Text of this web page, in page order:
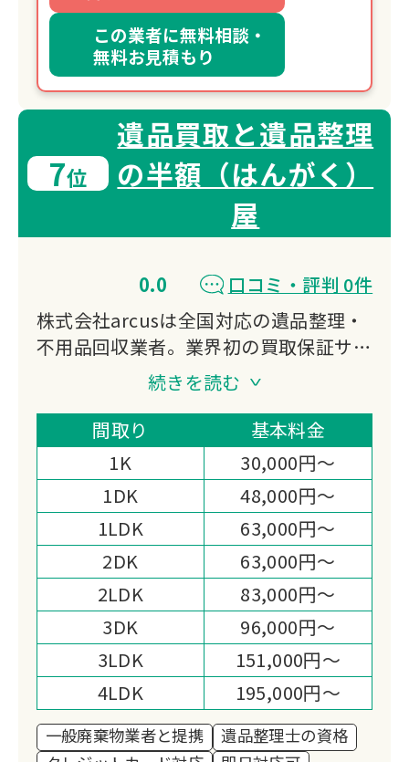
この業者に無料相談・
無料お見積もり
7位
遺品買取と遺品整理
の半額（はんがく）
屋
0.0
口コミ・評判 0件
株式会社arcusは全国対応の遺品整理・
不用品回収業者。業界初の買取保証サー
ビスで、見積時の買取額を必ず保証。引
越・買取・整理・処分をワンストップで
提供し、立ち会い不要のレポート対応も
可能。経費削減により他社見積の半額で
対応する独自システムを採用。
続きを読む
間取り
基本料金
1K
30,000円～
1DK
48,000円～
1LDK
63,000円～
2DK
63,000円～
2LDK
83,000円～
3DK
96,000円～
3LDK
151,000円～
4LDK
195,000円～
一般廃棄物業者と提携
遺品整理士の資格